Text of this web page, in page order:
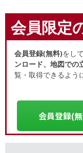
会員限定
会員登録(無料)をし
ンロード、地図での
覧・取得できるよう
会員登録(